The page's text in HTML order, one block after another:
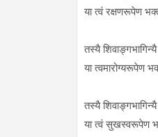
या त्वं रक्षणरूपेण
तस्यै
या त्वमारोग्यरूपेण
तस्यै
या त्वं सुखस्वरूपेण